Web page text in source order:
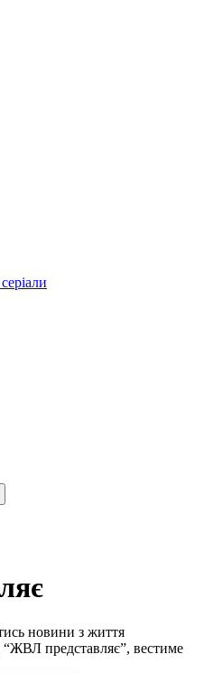
новини з життя
“ЖВЛ представляє”, вестиме